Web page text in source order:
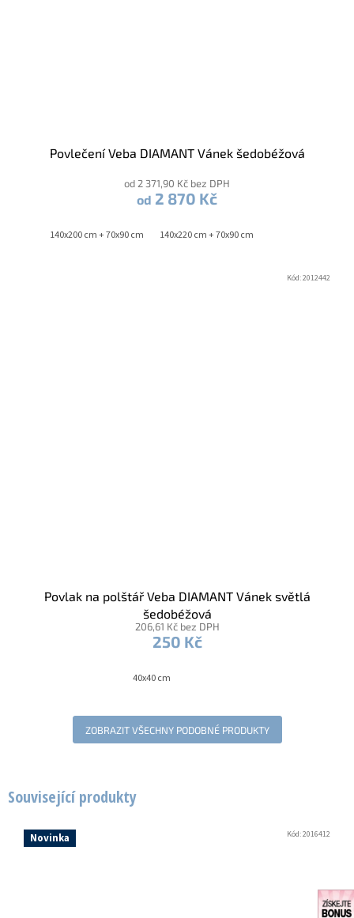
Související produkty
Novinka Kód:2016412
Povlečení Veba DIAMANT Vánek šedobéžová
od 2 371,90 Kč bez DPH
od 2 870 Kč
140x200 cm + 70x90 cm 140x220 cm + 70x90 cm
Povlak na polštář Veba DIAMANT Vánek světlá
šedobéžová
206,61 Kč bez DPH
250 Kč
40x40 cm
Kód:2012442
ZOBRAZIT VŠECHNY PODOBNÉ PRODUKTY